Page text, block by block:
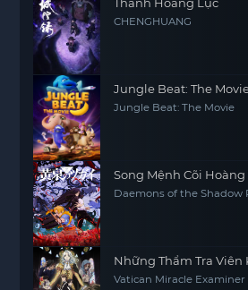
CHENGHUANG
Jungle Beat: The
Jungle Beat: The Movie
Song Mệnh Cõi Hoàng
Daemons of the Shadow
Những Thẩm Tra Viên
Vatican Miracle Examiner